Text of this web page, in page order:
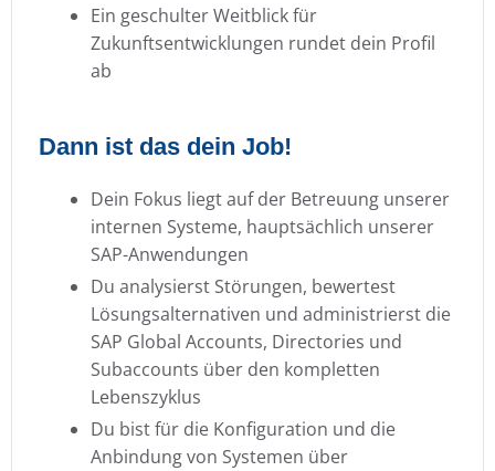
Ein geschulter Weitblick für
Zukunftsentwicklungen rundet dein Profil
ab
Dann ist das dein Job!
Dein Fokus liegt auf der Betreuung unserer
internen Systeme, hauptsächlich unserer
SAP-Anwendungen
Du analysierst Störungen, bewertest
Lösungsalternativen und administrierst die
SAP Global Accounts, Directories und
Subaccounts über den kompletten
Lebenszyklus
Du bist für die Konfiguration und die
Anbindung von Systemen über